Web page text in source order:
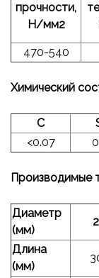
прочности,
Н/мм2
470-540
Химический
С
<0.07
Производимые
Диаметр
(мм)
Длина
(мм)